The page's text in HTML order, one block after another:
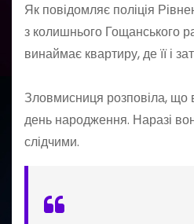
Як повідомляє поліція
з колишнього Гощанського
винаймає квартиру, де її і
Зловмисниця розповіла, що
день народження. Наразі
слідчими.